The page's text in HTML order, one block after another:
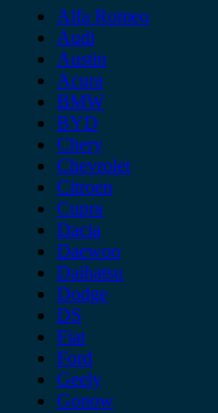
Alfa Romeo
Audi
Austin
Acura
BMW
BYD
Chery
Chevrolet
Citroen
Cupra
Dacia
Daewoo
Daihatsu
Dodge
DS
Fiat
Ford
Geely
Gonow